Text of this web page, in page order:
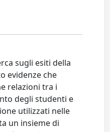
sugli esiti della
evidenze che
relazioni tra i
degli studenti e
utilizzati nelle
un insieme di